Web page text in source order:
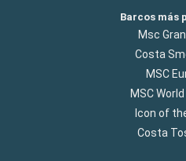
Barcos más
Msc
Costa
MSC
MSC
Icon of
Costa